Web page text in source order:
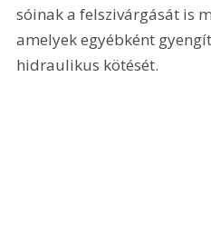
sóinak a felszivárgását is
amelyek egyébként
hidraulikus kötését.